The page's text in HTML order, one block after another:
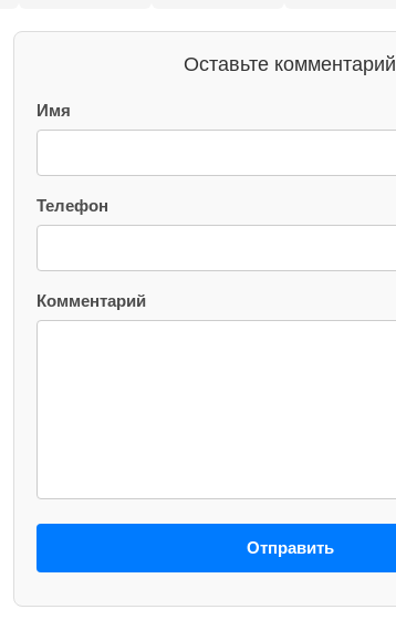
Оставьте комментарий
Имя
Телефон
Комментарий
Отправить